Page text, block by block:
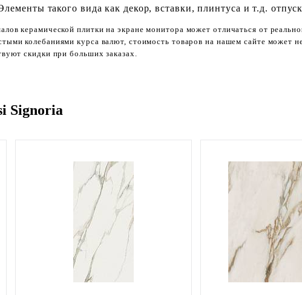
такого вида как декор, вставки, плинтуса и т.д.
керамической плитки на экране монитора может отличаться от
колебаниями курса валют, стоимость товаров на нашем сайте может
скидки при больших заказах.
Signoria